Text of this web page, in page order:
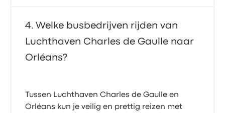
Welke busbedrijven rijden van
Luchthaven Charles de Gaulle naar
Orléans?
Tussen Luchthaven Charles de Gaulle en
Orléans kun je veilig en prettig reizen met